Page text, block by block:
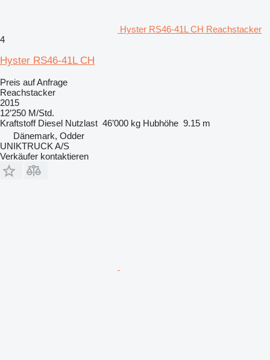
Hyster RS46-41L CH Reachstacker
4
Hyster RS46-41L CH
Preis auf Anfrage
Reachstacker
2015
12’250 M/Std.
Kraftstoff Diesel Nutzlast 46’000 kg Hubhöhe 9.15 m
Dänemark, Odder
UNIKTRUCK A/S
Verkäufer kontaktieren